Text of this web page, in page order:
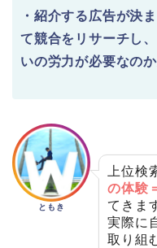
・紹介する広告が決
て競合をリサーチし
いの労力が必要なのか
ともき
上位検
の体験
てきま
実際に
取り組